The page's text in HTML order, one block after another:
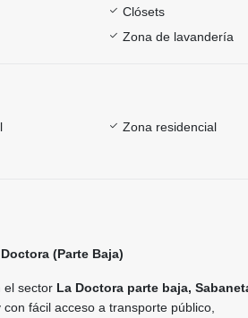
Clósets
Zona de lavandería
Zona residencial
(Parte Baja)
el sector La Doctora parte baja,
fácil acceso a transporte público,